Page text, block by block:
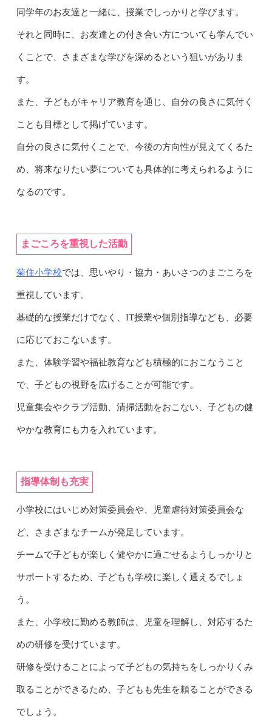
同学年のお友達と一緒に、授業でしっかりと学びます。
それと同時に、お友達との付き合い方についても学んでい
くことで、さまざまな学びを深めるという狙いがありま
す。
また、子どもがキャリア教育を通じ、自分の良さに気付く
ことも目標として掲げています。
自分の良さに気付くことで、今後の方向性が見えてくるた
め、将来なりたい夢についても具体的に考えられるように
なるのです。
まごころを重視した活動
菊住小学校では、思いやり・協力・あいさつのまごころを
重視しています。
基礎的な授業だけでなく、IT授業や個別指導なども、必要
に応じておこないます。
また、体験学習や福祉教育なども積極的におこなうこと
で、子どもの視野を広げることが可能です。
児童集会やクラブ活動、清掃活動をおこない、子どもの健
やかな教育にも力を入れています。
指導体制も充実
小学校にはいじめ対策委員会や、児童虐待対策委員会な
ど、さまざまなチームが発足しています。
チームで子どもが楽しく健やかに過ごせるようしっかりと
サポートするため、子どもも学校に楽しく通えるでしょ
う。
また、小学校に勤める教師は、児童を理解し、対応するた
めの研修を受けています。
研修を受けることによって子どもの気持ちをしっかりくみ
取ることができるため、子どもも先生を頼ることができる
でしょう。